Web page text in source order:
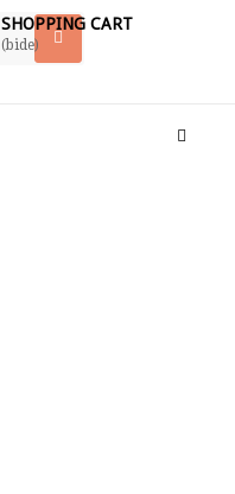
SHOPPING CART
(bide)
Toggle